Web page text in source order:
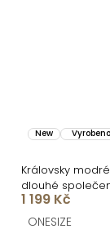
New
Královsky
dlouhé
BRANFLA
1 199 Kč
ONESIZE